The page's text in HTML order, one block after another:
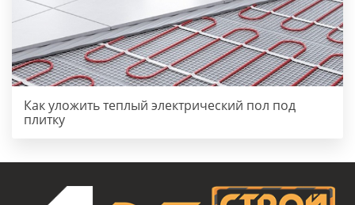
Как уложить теплый электрический пол под
плитку